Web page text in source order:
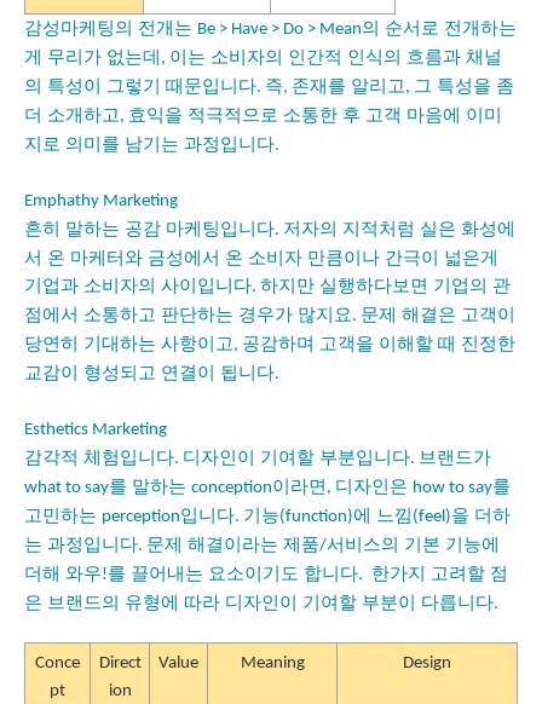
감성마케팅의 전개는 Be > Have > Do > Mean의 순서로 전개하는
게 무리가 없는데 , 이는 소비자의 인간적 인식의 흐름과 채널
의 특성이 그렇기 때문입니다. 즉, 존재를 알리고 , 그 특성을 좀
더 소개하고 , 효익을 적극적으로 소통한 후 고객 마음에 이미
지로 의미를 남기는 과정입니다.
Emphathy Marketing
흔히 말하는 공감 마케팅입니다. 저자의 지적처럼 실은 화성에
서 온 마케터와 금성에서 온 소비자 만큼이나 간극이 넓은게
기업과 소비자의 사이입니다. 하지만 실행하다보면 기업의 관
점에서 소통하고 판단하는 경우가 많지요 . 문제 해결은 고객이
당연히 기대하는 사항이고 , 공감하며 고객을 이해할 때 진정한
교감이 형성되고 연결이 됩니다.
Esthetics Marketing
감각적 체험입니다. 디자인이 기여할 부분입니다. 브랜드가
what to say를 말하는 conception이라면 , 디자인은 how to say를
고민하는 perception입니다. 기능(function)에 느낌 (feel)을 더하
는 과정입니다. 문제 해결이라는 제품/서비스의 기본 기능에
더해 와우!를 끌어내는 요소이기도 합니다. 한가지 고려할 점
은 브랜드의 유형에 따라 디자인이 기여할 부분이 다릅니다.
Conce
pt
Direct
ion
Value Meaning Design